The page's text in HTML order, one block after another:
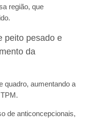
região, que
peito pesado e
da
quadro, aumentando a
de anticoncepcionais,